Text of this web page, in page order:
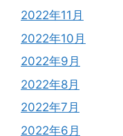
2022年11月
2022年10月
2022年9月
2022年8月
2022年7月
2022年6月